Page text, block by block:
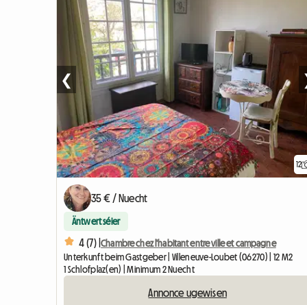
12
❮
35 € / Nuecht
Äntwert séier
4 (7) |Chambre chez l'habitant entre ville et campagne
Unterkunft beim Gastgeber | Villeneuve-Loubet (06270) | 12 M2
1 Schlofplaz(en) | Minimum 2 Nuecht
Annonce ugewisen